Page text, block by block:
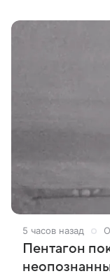
5 часов назад
Пентагон